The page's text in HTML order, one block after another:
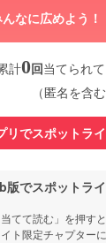
なに広めよう！
計0回当てられ
（匿名を含む
リでスポットラ
版でスポットラ
当てて読む」を押す
イト限定チャプター